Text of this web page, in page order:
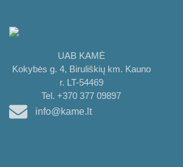
UAB KAMĖ
Kokybės g. 4, Biruliškių km. Kauno
r. LT-54469
Tel. +370 377 09897
info@kame.lt